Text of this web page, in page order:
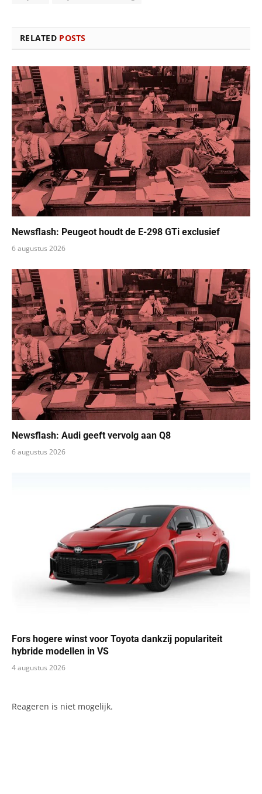
RELATED POSTS
Newsflash: Peugeot houdt de E-298 GTi exclusief
6 augustus 2026
Newsflash: Audi geeft vervolg aan Q8
6 augustus 2026
Fors hogere winst voor Toyota dankzij populariteit
hybride modellen in VS
4 augustus 2026
Reageren is niet mogelijk.